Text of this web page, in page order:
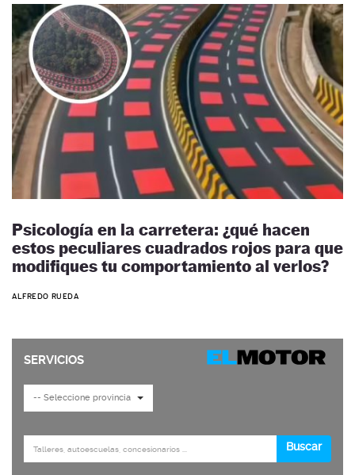
Psicología en la carretera: ¿qué hacen
estos peculiares cuadrados rojos para que
modifiques tu comportamiento al verlos?
ALFREDO RUEDA